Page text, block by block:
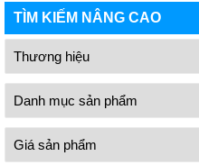
TÌM KIẾM NÂNG CAO